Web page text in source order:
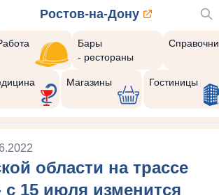
Ростов-на-Дону
Бары
- рестораны
Магазины Гостиницы
области на трассе
15 июля изменится